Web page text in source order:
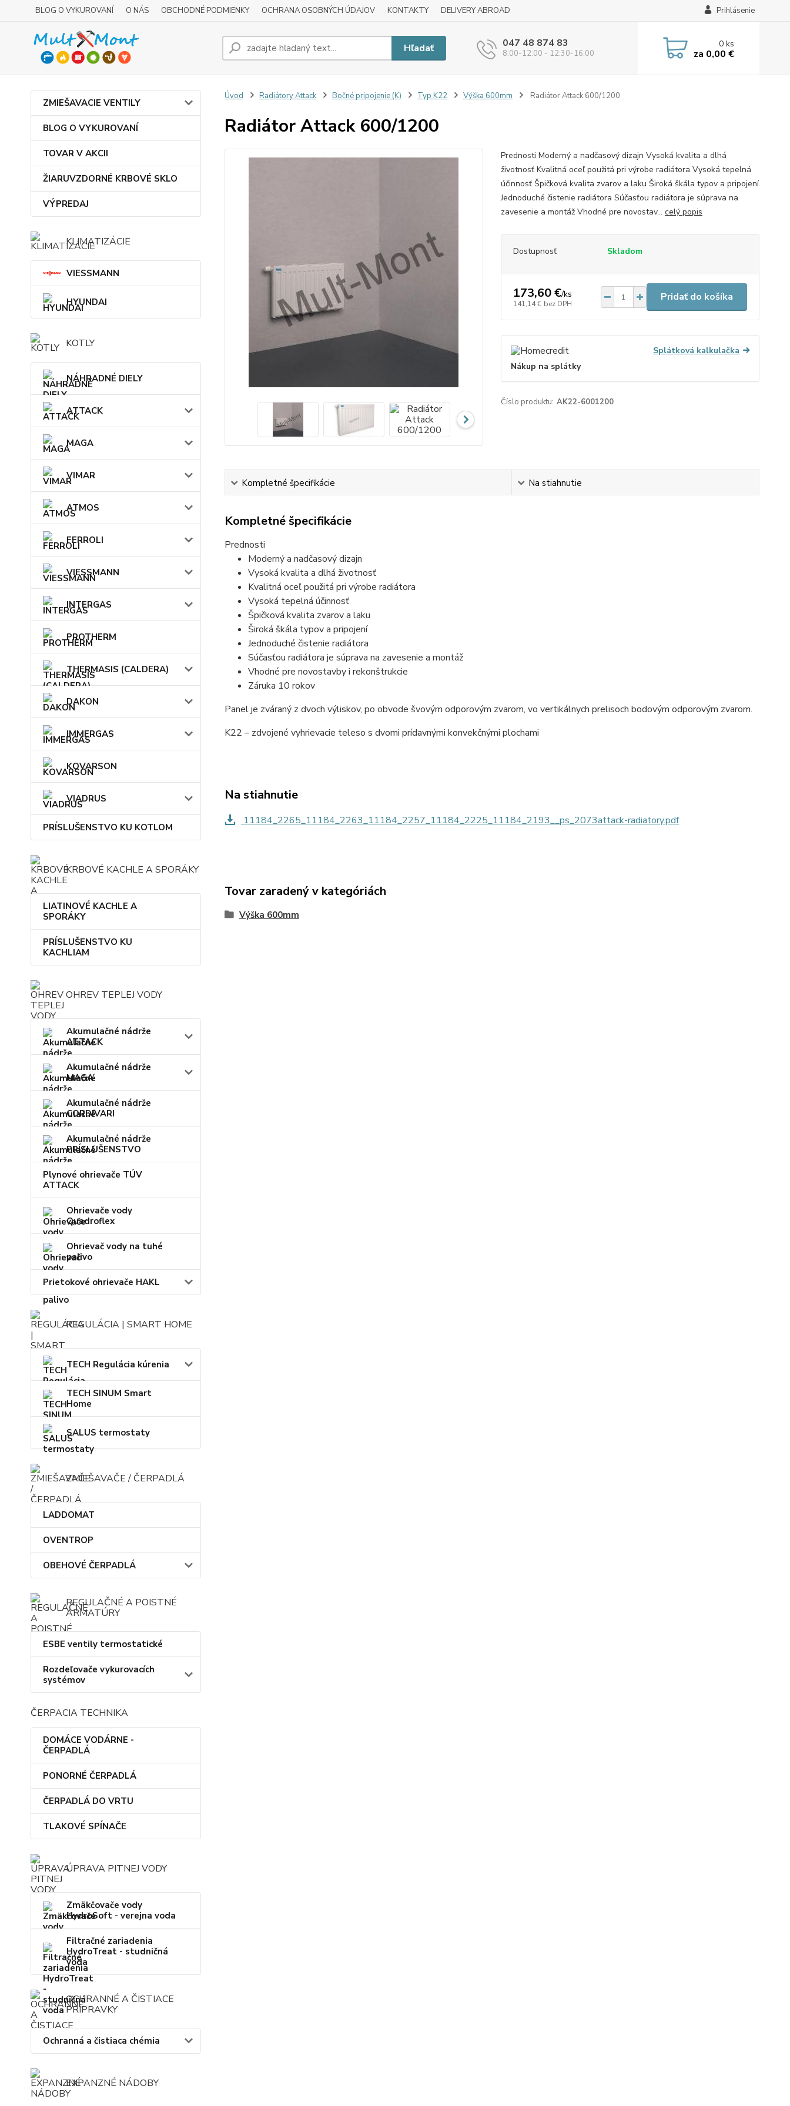
BLOG O VYKUROVANÍ O NÁS OBCHODNÉ PODMIENKY OCHRANA OSOBNÝCH ÚDAJOV KONTAKTY DELIVERY ABROAD Prihlásenie
Hľadať 047 48 874 83
8:00-12:00 - 12:30-16:00
0ks
za 0,00 €
ZMIEŠAVACIE VENTILY
BLOG O VYKUROVANÍ
TOVAR V AKCII
ŽIARUVZDORNÉ KRBOVÉ SKLO
VÝPREDAJ
KLIMATIZÁCIE
VIESSMANN
HYUNDAI
KOTLY
NÁHRADNÉ DIELY
ATTACK
MAGA
VIMAR
ATMOS
FERROLI
VIESSMANN
INTERGAS
PROTHERM
THERMASIS (CALDERA)
DAKON
IMMERGAS
KOVARSON
VIADRUS
PRÍSLUŠENSTVO KU KOTLOM
KRBOVÉ KACHLE A SPORÁKY
LIATINOVÉ KACHLE A
SPORÁKY
PRÍSLUŠENSTVO KU
KACHLIAM
OHREV TEPLEJ VODY
Akumulačné nádrže
ATTACK
Akumulačné nádrže
MAGA
Akumulačné nádrže
CORDIVARI
Akumulačné nádrže
PRÍSLUŠENSTVO
Plynové ohrievače TÚV
ATTACK
Ohrievače vody
Quadroflex
Ohrievač vody na tuhé
palivo
Prietokové ohrievače HAKL
REGULÁCIA | SMART HOME
TECH Regulácia kúrenia
TECH SINUM Smart
Home
SALUS termostaty
ZMIEŠAVAČE / ČERPADLÁ
LADDOMAT
OVENTROP
OBEHOVÉ ČERPADLÁ
REGULAČNÉ A POISTNÉ
ARMATÚRY
ESBE ventily termostatické
Rozdeľovače vykurovacích
systémov
ČERPACIA TECHNIKA
DOMÁCE VODÁRNE -
ČERPADLÁ
PONORNÉ ČERPADLÁ
ČERPADLÁ DO VRTU
TLAKOVÉ SPÍNAČE
ÚPRAVA PITNEJ VODY
Zmäkčovače vody
HydroSoft - verejna voda
Filtračné zariadenia
HydroTreat - studničná
voda
OCHRANNÉ A ČISTIACE
PRÍPRAVKY
Ochranná a čistiaca chémia
EXPANZNÉ NÁDOBY
Úvod Radiátory Attack Bočné pripojenie (K) Typ K22 Výška 600mm Radiátor Attack 600/1200
Radiátor Attack 600/1200
Prednosti Moderný a nadčasový dizajn Vysoká kvalita a dlhá
životnosť Kvalitná oceľ použitá pri výrobe radiátora Vysoká tepelná
účinnosť Špičková kvalita zvarov a laku Široká škála typov a pripojení
Jednoduché čistenie radiátora Súčasťou radiátora je súprava na
zavesenie a montáž Vhodné pre novostav... celý popis
Dostupnosť Skladom
173,60 €/ks
141,14 € bez DPH
Pridať do košíka
Splátková kalkulačka
Nákup na splátky
Číslo produktu: AK22-6001200
Kompletné špecifikácie Na stiahnutie
Kompletné špecifikácie
Prednosti
Moderný a nadčasový dizajn
Vysoká kvalita a dlhá životnosť
Kvalitná oceľ použitá pri výrobe radiátora
Vysoká tepelná účinnosť
Špičková kvalita zvarov a laku
Široká škála typov a pripojení
Jednoduché čistenie radiátora
Súčasťou radiátora je súprava na zavesenie a montáž
Vhodné pre novostavby i rekonštrukcie
Záruka 10 rokov
Panel je zváraný z dvoch výliskov, po obvode švovým odporovým zvarom, vo vertikálnych prelisoch bodovým odporovým zvarom.
K22 – zdvojené vyhrievacie teleso s dvomi prídavnými konvekčnými plochami
Na stiahnutie
11184_2265_11184_2263_11184_2257_11184_2225_11184_2193__ps_2073attack-radiatory.pdf
Tovar zaradený v kategóriách
Výška 600mm